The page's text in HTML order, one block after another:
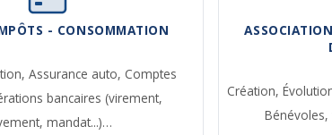
- CONSOMMATION
Assurance auto, Comptes
bancaires (virement,
mandat...)…
Création,